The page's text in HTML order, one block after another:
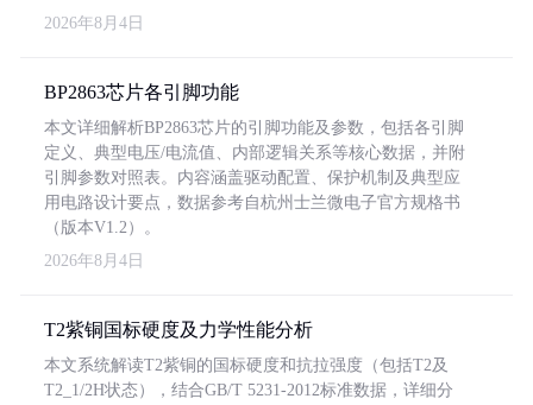
2026年8月4日
BP2863芯片各引脚功能
本文详细解析BP2863芯片的引脚功能及参数，包括各引脚
定义、典型电压/电流值、内部逻辑关系等核心数据，并附
引脚参数对照表。内容涵盖驱动配置、保护机制及典型应
用电路设计要点，数据参考自杭州士兰微电子官方规格书
（版本V1.2）。
2026年8月4日
T2紫铜国标硬度及力学性能分析
本文系统解读T2紫铜的国标硬度和抗拉强度（包括T2及
T2_1/2H状态），结合GB/T 5231-2012标准数据，详细分